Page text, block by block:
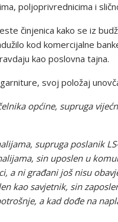
poljoprivrednicima i
činjenica kako se iz
kod komercijalne
kao poslovna tajna.
svoj položaj
općine, supruga
supruga poslanik
sin uposlen u
a ni građani još nisu
kao savjetnik, sin
a kad dođe na